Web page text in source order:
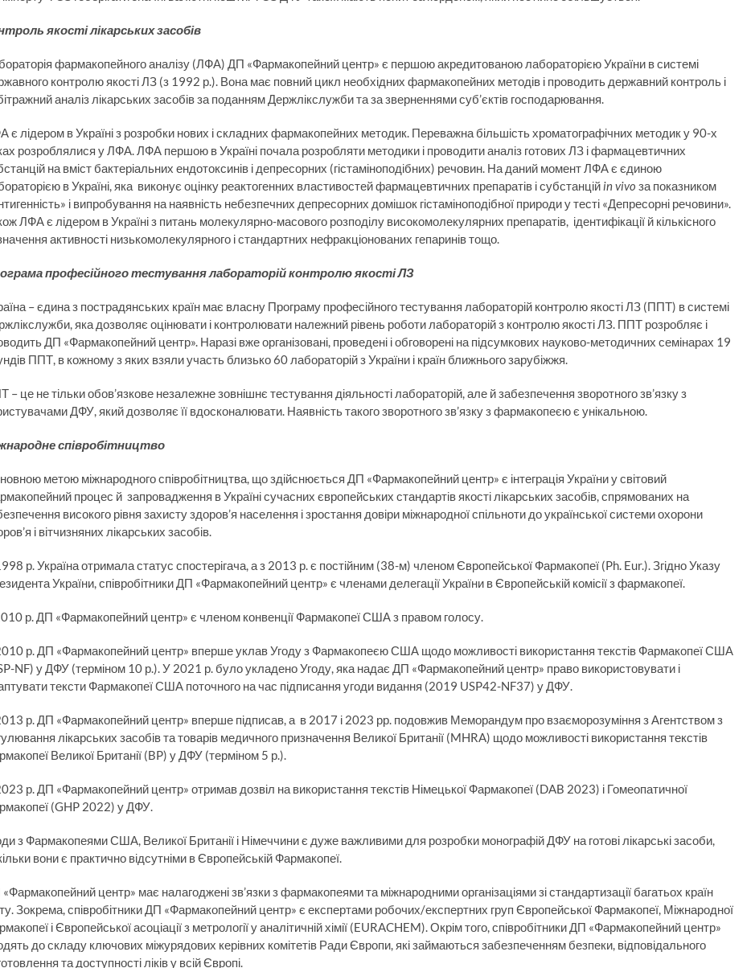
якості лікарських засобів
фармакопейного аналізу (ЛФА) ДП «Фармакопейний центр» є першою акредитованою лабораторією України в системі
контролю якості ЛЗ (з 1992 р.). Вона має повний цикл необхідних фармакопейних методів і проводить державний контроль і
аналіз лікарських засобів за поданням Держлікслужби та за зверненнями суб’єктів господарювання.
є лідером в Україні з розробки нових і складних фармакопейних методик. Переважна більшість хроматографічних методик у 90-х
розроблялися у ЛФА. ЛФА першою в Україні почала розробляти методики і проводити аналіз готових ЛЗ і фармацевтичних
на вміст бактеріальних ендотоксинів і депресорних (гістаміноподібних) речовин. На даний момент ЛФА є єдиною
в Україні, яка виконує оцінку реактогенних властивостей фармацевтичних препаратів і субстанцій in vivo за показником
і випробування на наявність небезпечних депресорних домішок гістаміноподібної природи у тесті «Депресорні речовини».
ЛФА є лідером в Україні з питань молекулярно-масового розподілу високомолекулярних препаратів, ідентифікації й кількісного
активності низькомолекулярного і стандартних нефракціонованих гепаринів тощо.
професійного тестування лабораторій контролю якості ЛЗ
– єдина з пострадянських країн має власну Програму професійного тестування лабораторій контролю якості ЛЗ (ППТ) в системі
яка дозволяє оцінювати і контролювати належний рівень роботи лабораторій з контролю якості ЛЗ. ППТ розробляє і
ДП «Фармакопейний центр». Наразі вже організовані, проведені і обговорені на підсумкових науково-методичних семінарах 19
ППТ, в кожному з яких взяли участь близько 60 лабораторій з України і країн ближнього зарубіжжя.
– це не тільки обов’язкове незалежне зовнішнє тестування діяльності лабораторій, але й забезпечення зворотного зв’язку з
ДФУ, який дозволяє її вдосконалювати. Наявність такого зворотного зв’язку з фармакопеєю є унікальною.
співробітництво
метою міжнародного співробітництва, що здійснюється ДП «Фармакопейний центр» є інтеграція України у світовий
процес й запровадження в Україні сучасних європейських стандартів якості лікарських засобів, спрямованих на
високого рівня захисту здоров’я населення і зростання довіри міжнародної спільноти до української системи охорони
і вітчизняних лікарських засобів.
р. Україна отримала статус спостерігача, а з 2013 р. є постійним (38-м) членом Європейської Фармакопеї (Ph. Eur.). Згідно Указу
України, співробітники ДП «Фармакопейний центр» є членами делегації України в Європейській комісії з фармакопеї.
р. ДП «Фармакопейний центр» є членом конвенції Фармакопеї США з правом голосу.
р. ДП «Фармакопейний центр» вперше уклав Угоду з Фармакопеєю США щодо можливості використання текстів Фармакопеї США
NF) у ДФУ (терміном 10 р.). У 2021 р. було укладено Угоду, яка надає ДП «Фармакопейний центр» право використовувати і
тексти Фармакопеї США поточного на час підписання угоди видання (2019 USP42-NF37) у ДФУ.
р. ДП «Фармакопейний центр» вперше підписав, а в 2017 і 2023 рр. подовжив Меморандум про взаєморозуміння з Агентством з
лікарських засобів та товарів медичного призначення Великої Британії (MHRA) щодо можливості використання текстів
Великої Британії (BP) у ДФУ (терміном 5 р.).
р. ДП «Фармакопейний центр» отримав дозвіл на використання текстів Німецької Фармакопеї (DAB 2023) і Гомеопатичної
(GHP 2022) у ДФУ.
з Фармакопеями США, Великої Британії і Німеччини є дуже важливими для розробки монографій ДФУ на готові лікарські засоби,
вони є практично відсутніми в Європейській Фармакопеї.
центр» має налагоджені зв’язки з фармакопеями та міжнародними організаціями зі стандартизації багатьох країн
Зокрема, співробітники ДП «Фармакопейний центр» є експертами робочих/експертних груп Європейської Фармакопеї, Міжнародної
і Європейської асоціації з метрології у аналітичній хімії (EURACHEM). Окрім того, співробітники ДП «Фармакопейний центр»
до складу ключових міжурядових керівних комітетів Ради Європи, які займаються забезпеченням безпеки, відповідального
та доступності ліків у всій Європі.